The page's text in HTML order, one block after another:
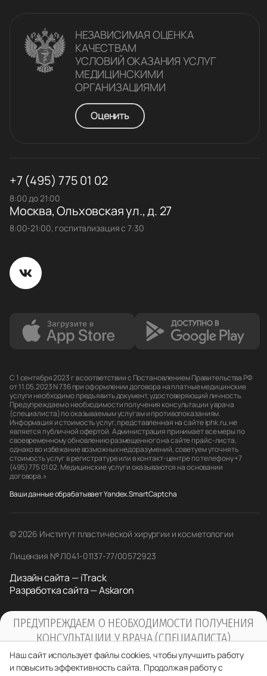
НЕЗАВИСИМАЯ ОЦЕНКА
КАЧЕСТВАM
УСЛОВИЙ ОКАЗАНИЯ УСЛУГ
МЕДИЦИНСКИМИ
ОРГАНИЗАЦИЯМИ
Оценить
+7 (495) 775 01 02
8:00 до 21:00
Москва, Ольховская ул., д. 27
8:00-21:00, госпитализация с 7:30
С 1 сентября 2023 г в соответствии с Постановлением Правительства РФ
от 11.05.2023 N 736 при оформлении договора на платные медицинские
услуги необходимо предъявить документ, удостоверяющий личность.
Предупреждаем о необходимости получения консультации у врача
(специалиста) по оказываемым услугам и противопоказаниям.
Информация и стоимость услуг, представленная на сайте iphk.ru, не
является публичной офертой. Администрация принимает все меры по
своевременному обновлению размещенного на сайте прайс-листа,
однако во избежание возможных недоразумений, советуем уточнять
стоимость услуг в регистратуре или в контакт-центре по телефону +7
(495) 775 01 02. Медицинские услуги оказываются на основании
договора.»
Ваши данные обрабатывает Yandex.SmartCaptcha
© 2026 Институт пластической хирургии и косметологии
Лицензия № Л041-01137-77/00572923
Дизайн сайта — iTrack
Разработка сайта — Askaron
ПРЕДУПРЕЖДАЕМ О НЕОБХОДИМОСТИ ПОЛУЧЕНИЯ
КОНСУЛЬТАЦИИ У ВРАЧА (СПЕЦИАЛИСТА)
ПО ОКАЗЫВАЕМЫМ УСЛУГАМ И
ПРОТИВОПОКАЗАНИЯМ
Наш сайт использует файлы cookies, чтобы улучшить работу
и повысить эффективность сайта. Продолжая работу с